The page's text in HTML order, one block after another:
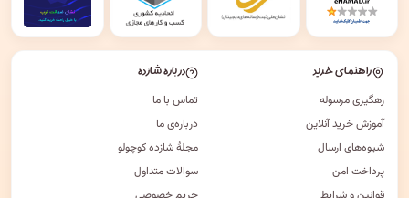
راهنمای خرید
رهگیری مرسوله
آموزش خرید آنلاین
شیوه‌های ارسال
پرداخت امن
درباره شازده
تماس با ما
درباره‌ی ما
مجلهٔ شازده کوچولو
سوالات متداول